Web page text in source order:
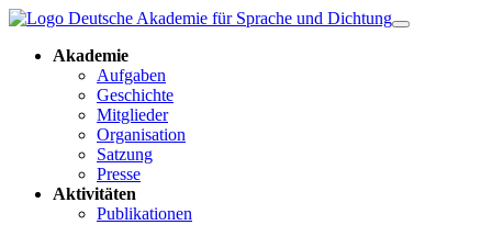
Akademie
Aufgaben
Geschichte
Mitglieder
Organisation
Satzung
Presse
Aktivitäten
Publikationen